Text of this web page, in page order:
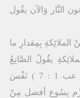
النَّار وَالآن يقُول
مِنْ الملائِكةِ بِمِقدارِ ما
يقُولُ الصَّانِعُ
ملائِكتهُ رِياحاً وَخُدَّامهُ لهِيبَ نارٍ ] ( عب 1 : 7 ) نَفْسَ
يسُوع أفضل مِنْ